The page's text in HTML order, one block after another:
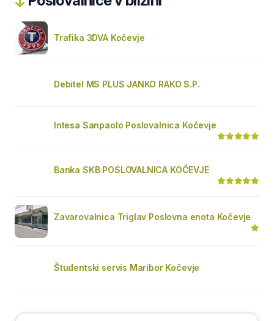
Trafika 3DVA Kočevje
Debitel MS PLUS JANKO RAKO S.P.
Intesa Sanpaolo Poslovalnica Kočevje
Banka SKB POSLOVALNICA KOČEVJE
Zavarovalnica Triglav Poslovna enota Kočevje
Študentski servis Maribor Kočevje